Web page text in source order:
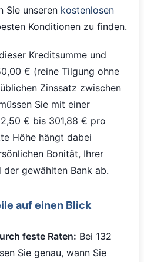
Sie unseren kostenlosen
Konditionen zu finden.
Kreditsumme und
€ (reine Tilgung ohne
Zinssatz zwischen
Sie mit einer
€ bis 301,88 € pro
Höhe hängt dabei
Bonität, Ihrer
gewählten Bank ab.
auf einen Blick
feste Raten: Bei 132
Sie genau, wann Sie